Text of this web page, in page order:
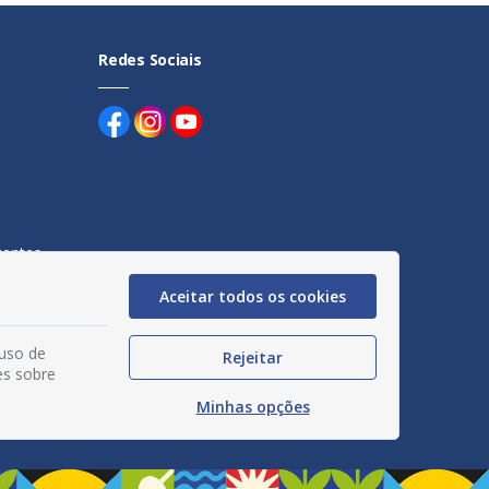
Redes Sociais
de
sobre
Aceitar todos os cookies
Rejeitar
Minhas opções